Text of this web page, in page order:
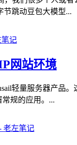
节跳动豆包大模型...
网站环境
轻量服务器产品
规的应用。...